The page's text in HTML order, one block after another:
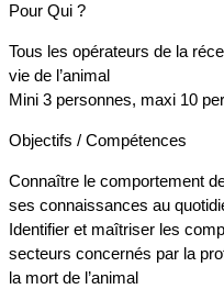
Pour Qui ?
Tous les opérateurs de la
vie de l’animal
Mini 3 personnes, maxi 10
Objectifs / Compétences
Connaître le comportement
ses connaissances au
Identifier et maîtriser les
secteurs concernés par la
la mort de l’animal